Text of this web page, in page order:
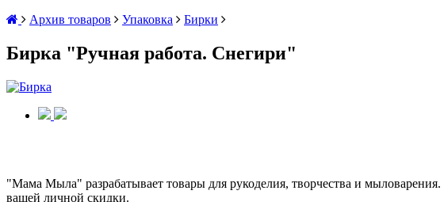
Архив товаров
Упаковка Бирки
Бирка "Ручная работа. Снегири"
"Мама Мыла" разрабатывает товары для рукоделия, творчества и
вашей личной скидки.